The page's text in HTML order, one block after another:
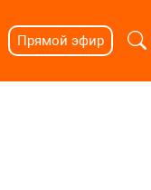
Прямой эфир